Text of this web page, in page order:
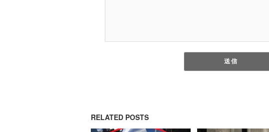
RELATED POSTS